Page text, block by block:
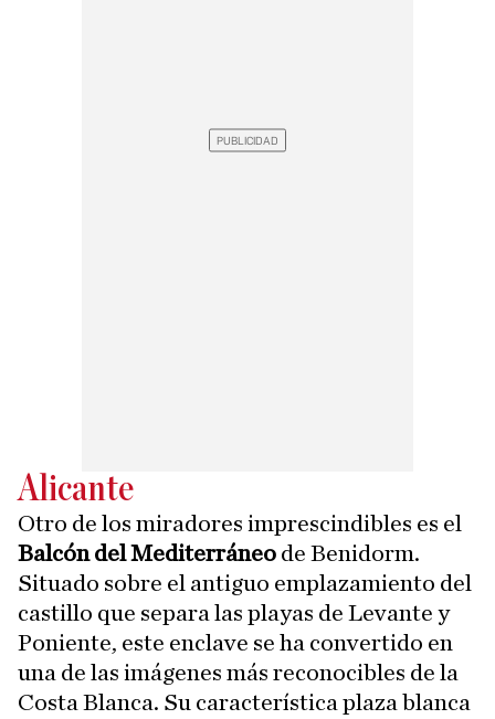
Alicante
Otro de los miradores imprescindibles es el
Balcón del Mediterráneo de Benidorm.
Situado sobre el antiguo emplazamiento del
castillo que separa las playas de Levante y
Poniente, este enclave se ha convertido en
una de las imágenes más reconocibles de la
Costa Blanca. Su característica plaza blanca